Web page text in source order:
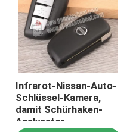
Infrarot-Nissan-Auto-
Schlüssel-Kamera,
damit Schürhaken-
Analysator